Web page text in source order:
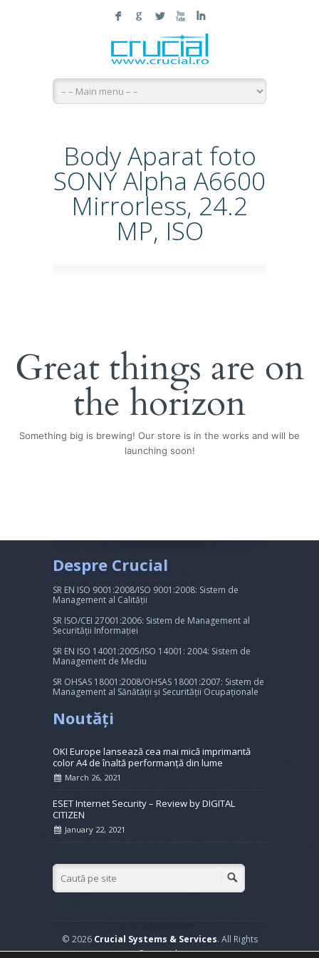
F G L X I
Body Aparat foto
SONY Alpha A6600
Mirrorless, 24.2
MP, ISO
Great things are on
the horizon
Something big is brewing! Our store is in the works and will be
launching soon!
Despre Crucial
SR EN ISO 9001:2008/ISO 9001:2008: Sistem de
Management al Calității
SR ISO/CEI 27001:2006: Sistem de Management al
Securității Informației
SR EN ISO 14001:2005/ISO 14001: 2004: Sistem de
Management de Mediu
SR OHSAS 18001:2008/OHSAS 18001:2007: Sistem de
Management al Sănătății și Securității Ocupaționale
Noutăți
OKI Europe lansează cea mai mică imprimantă
color A4 de înaltă performanță din lume
March 26, 2021
ESET Internet Security – Review by DIGITAL
CITIZEN
January 22, 2021
© 2026 Crucial Systems & Services. All Rights
Reserved.